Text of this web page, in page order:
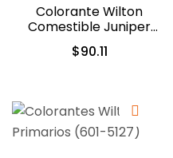
Colorante Wilton
Comestible Juniper
Green/Verde Enebro
28.3gr. (610-234)
$90.11